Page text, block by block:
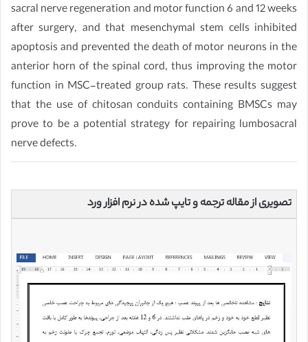
sacral nerve regeneration and motor function 6 and 12 weeks
after surgery, and that mesenchymal stem cells inhibited
apoptosis and prevented the death of motor neurons in the
anterior horn of the spinal cord, thus improving the motor
function in MSC-treated group rats. These results suggest
that the use of chitosan conduits containing BMSCs may
prove to be a potential strategy for repairing lumbosacral
nerve defects.
تصویری از مقاله ترجمه و تایپ شده در نرم افزار ورد